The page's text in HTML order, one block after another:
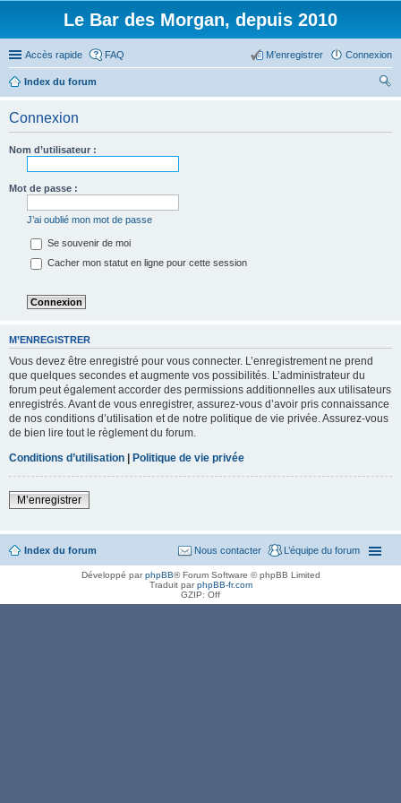
Le Bar des Morgan, depuis 2010
Accès rapide FAQ Connexion
M’enregistrer
Index du forum
Connexion
Nom d’utilisateur :
Mot de passe :
J’ai oublié mon mot de passe
Se souvenir de moi
Cacher mon statut en ligne pour cette session
M’ENREGISTRER
Vous devez être enregistré pour vous connecter. L’enregistrement ne prend
que quelques secondes et augmente vos possibilités. L’administrateur du
forum peut également accorder des permissions additionnelles aux utilisateurs
enregistrés. Avant de vous enregistrer, assurez-vous d’avoir pris connaissance
de nos conditions d’utilisation et de notre politique de vie privée. Assurez-vous
de bien lire tout le règlement du forum.
Conditions d’utilisation | Politique de vie privée
M’enregistrer
Index du forum L’équipe du forum
Nous contacter
Développé parphpBB® Forum Software © phpBB Limited
Traduit parphpBB-fr.com
GZIP: Off